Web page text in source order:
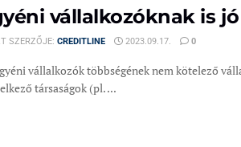
vállalkozóknak is
SZERZŐJE: CREDITLINE 2023.09.17. 0
vállalkozók többségének nem kötelező
társaságok (pl. ...